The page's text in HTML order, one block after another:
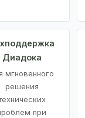
Диадока
мгновенного
решения
при